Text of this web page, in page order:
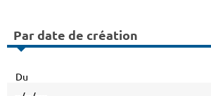
Par date de création
Du